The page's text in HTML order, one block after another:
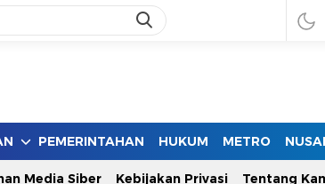
PEMERINTAHAN HUKUM METRO
Media Siber Kebijakan Privasi Tentang